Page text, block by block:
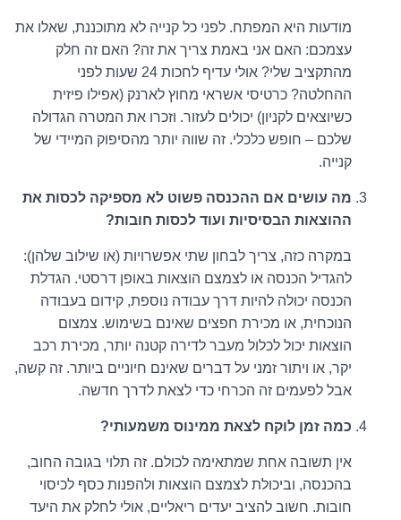
מודעות היא המפתח. לפני כל קנייה לא מתוכננת, שאלו את
עצמכם: האם אני באמת צריך את זה? האם זה חלק
מהתקציב שלי? אולי עדיף לחכות 24 שעות לפני
ההחלטה? כרטיסי אשראי מחוץ לארנק (אפילו פיזית
כשיוצאים לקניון) יכולים לעזור. וזכרו את המטרה הגדולה
שלכם – חופש כלכלי. זה שווה יותר מהסיפוק המיידי של
קנייה.
מה עושים אם ההכנסה פשוט לא מספיקה לכסות את
ההוצאות הבסיסיות ועוד לכסות חובות?
במקרה כזה, צריך לבחון שתי אפשרויות (או שילוב שלהן):
להגדיל הכנסה או לצמצם הוצאות באופן דרסטי. הגדלת
הכנסה יכולה להיות דרך עבודה נוספת, קידום בעבודה
הנוכחית, או מכירת חפצים שאינם בשימוש. צמצום
הוצאות יכול לכלול מעבר לדירה קטנה יותר, מכירת רכב
יקר, או ויתור זמני על דברים שאינם חיוניים ביותר. זה קשה,
אבל לפעמים זה הכרחי כדי לצאת לדרך חדשה.
כמה זמן לוקח לצאת ממינוס משמעותי?
אין תשובה אחת שמתאימה לכולם. זה תלוי בגובה החוב,
בהכנסה, וביכולת לצמצם הוצאות ולהפנות כסף לכיסוי
חובות. חשוב להציב יעדים ריאליים, אולי לחלק את היעד